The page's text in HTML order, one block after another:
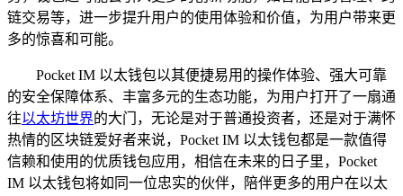
链交易等，进一步提升用户的使用体验和价值，为用户带来更
多的惊喜和可能。
Pocket IM 以太钱包以其便捷易用的操作体验、强大可靠
的安全保障体系、丰富多元的生态功能，为用户打开了一扇通
往以太坊世界的大门，无论是对于普通投资者，还是对于满怀
热情的区块链爱好者来说，Pocket IM 以太钱包都是一款值得
信赖和使用的优质钱包应用，相信在未来的日子里，Pocket
IM 以太钱包将如同一位忠实的伙伴，陪伴更多的用户在以太